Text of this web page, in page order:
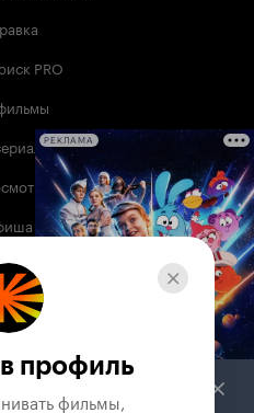
PRO
РЕКЛАМА
профиль
фильмы,